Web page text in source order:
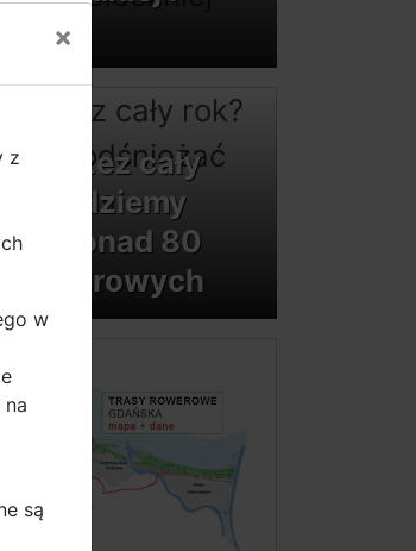
przez cały
Będziemy
ponad 80
rowerowych
×
z
w
są